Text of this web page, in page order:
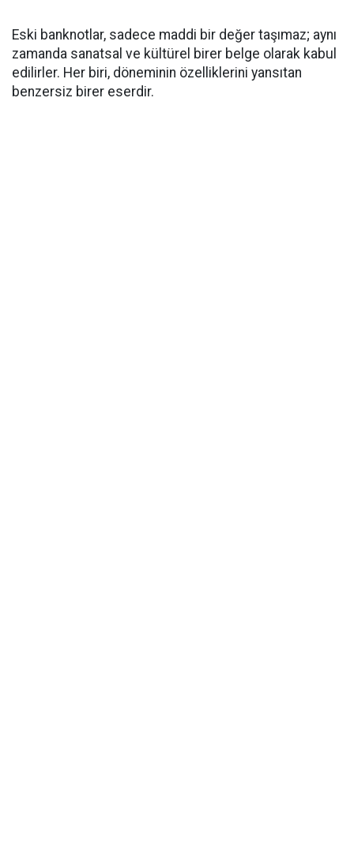
Eski banknotlar, sadece maddi bir değer taşımaz; aynı
zamanda sanatsal ve kültürel birer belge olarak kabul
edilirler. Her biri, döneminin özelliklerini yansıtan
benzersiz birer eserdir.